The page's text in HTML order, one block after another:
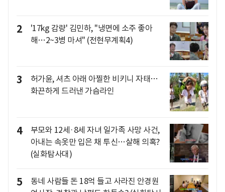
2
'17kg 감량' 김민하, "냉면에 소주 좋아
해…2~3병 마셔" (전현무계획4)
3
허가윤, 셔츠 아래 아찔한 비키니 자태…
화끈하게 드러낸 가슴라인
4
부모와 12세·8세 자녀 일가족 사망 사건,
아내는 속옷만 입은 채 투신…살해 의혹?
(실화탐사대)
5
동네 사람들 돈 18억 들고 사라진 안경원